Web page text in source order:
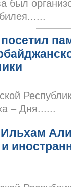
был
– Дня......
Ильхам